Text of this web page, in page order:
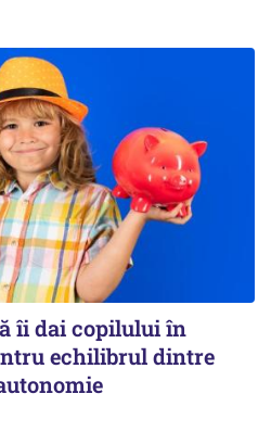
îi dai copilului în
echilibrul dintre